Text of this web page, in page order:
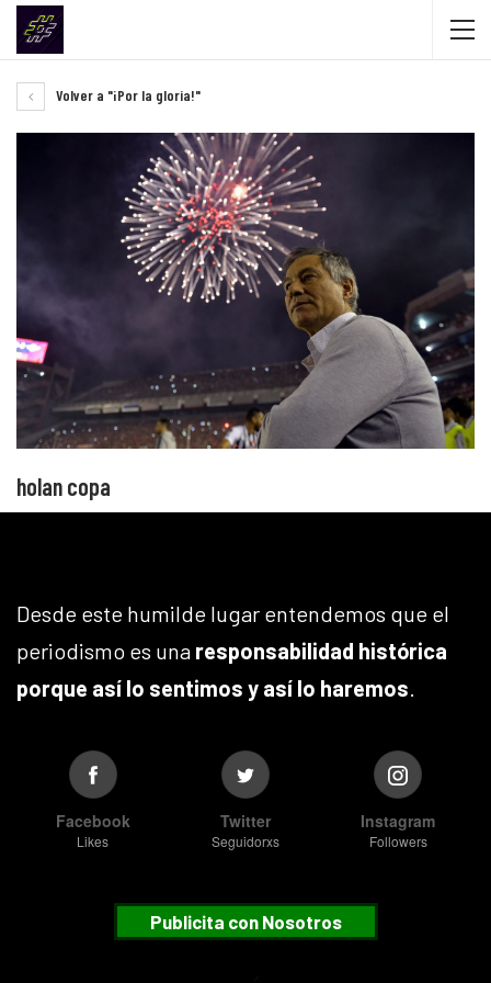
Volver a "¡Por la gloria!"
holan copa
Desde este humilde lugar entendemos que el
periodismo es una responsabilidad histórica
porque así lo sentimos y así lo haremos.
Facebook
Likes
Twitter
Seguidorxs
Instagram
Followers
Publicita con Nosotros